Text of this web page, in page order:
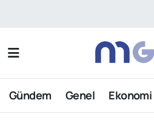
Gündem Genel Ekonomi
Nöbetçi Eczaneler
Hava Durumu